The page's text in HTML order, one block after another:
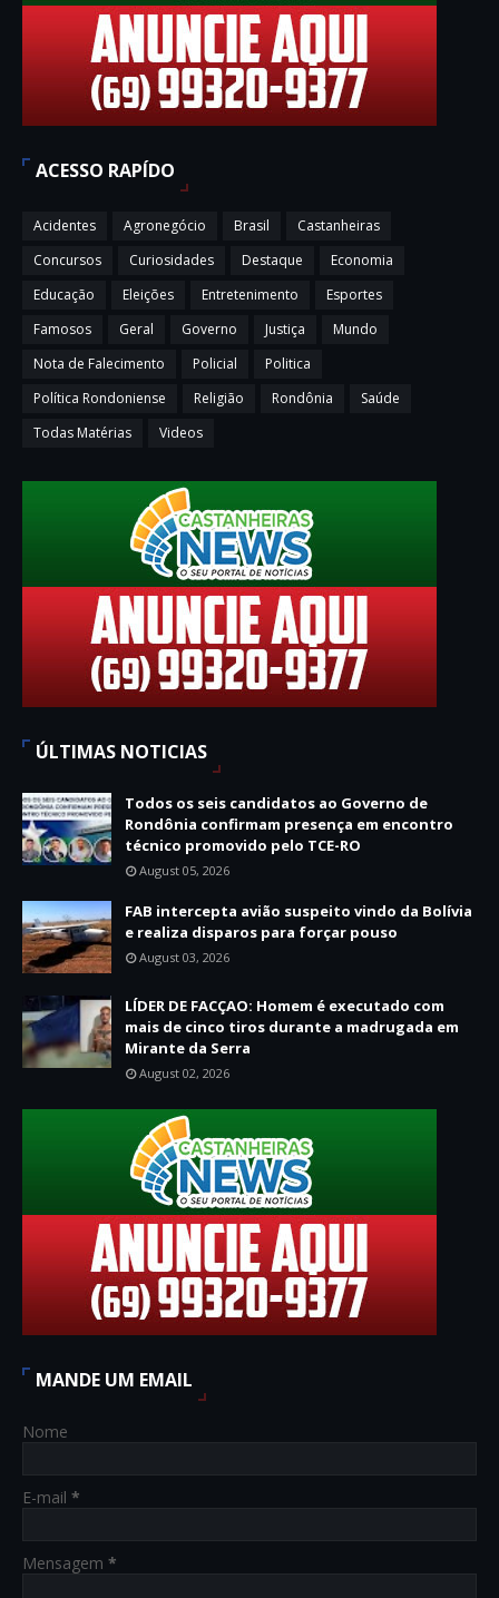
ACESSO RAPÍDO
Acidentes Agronegócio Brasil
Castanheiras
Concursos
Curiosidades Destaque
Economia
Educação
Eleições Entretenimento
Esportes
Famosos
Geral Governo Justiça
Mundo
Nota de Falecimento
Policial
Politica
Política Rondoniense
Religião Rondônia
Saúde
Todas Matérias
Videos
ÚLTIMAS NOTICIAS
Todos os seis candidatos ao Governo de
Rondônia confirmam presença em encontro
técnico promovido pelo TCE-RO
August 05, 2026
FAB intercepta avião suspeito vindo da Bolívia
e realiza disparos para forçar pouso
August 03, 2026
LÍDER DE FACÇAO: Homem é executado com
mais de cinco tiros durante a madrugada em
Mirante da Serra
August 02, 2026
MANDE UM EMAIL
Nome
E-mail *
Mensagem *